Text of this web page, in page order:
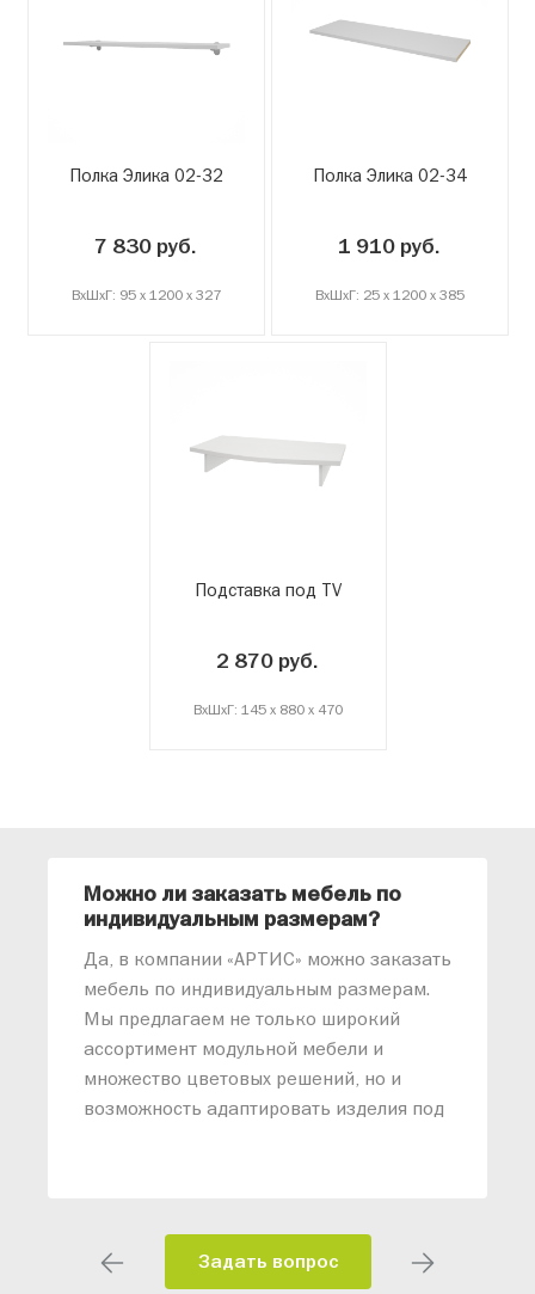
Полка Элика 02-32
7 830 руб.
ВxШxГ: 95 x 1200 x 327
Полка Элика 02-34
1 910 руб.
ВxШxГ: 25 x 1200 x 385
Подставка под TV
2 870 руб.
ВxШxГ: 145 x 880 x 470
Можно ли заказать мебель по
индивидуальным размерам?
Да, в компании «АРТИС» можно заказать
мебель по индивидуальным размерам.
Мы предлагаем не только широкий
ассортимент модульной мебели и
множество цветовых решений, но и
возможность адаптировать изделия под
помещения и личные пожелания.
Благодаря современному
Задать вопрос